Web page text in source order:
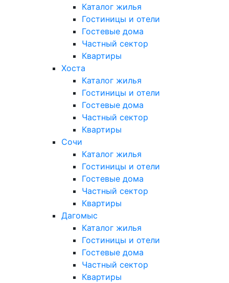
Каталог жилья
Гостиницы и отели
Гостевые дома
Частный сектор
Квартиры
Хоста
Каталог жилья
Гостиницы и отели
Гостевые дома
Частный сектор
Квартиры
Сочи
Каталог жилья
Гостиницы и отели
Гостевые дома
Частный сектор
Квартиры
Дагомыс
Каталог жилья
Гостиницы и отели
Гостевые дома
Частный сектор
Квартиры